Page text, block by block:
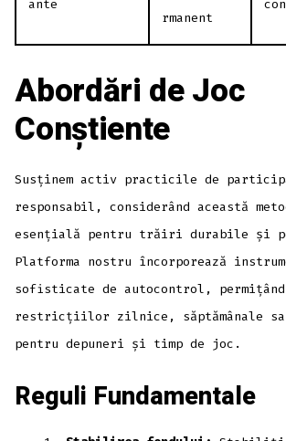
ante
rmanent
Abordări de Joc
Conștiente
Susținem activ practicile de
responsabil, considerând această
esențială pentru trăiri durabile și
Platforma nostru încorporează
sofisticate de autocontrol,
restricțiilor zilnice, săptămânale
pentru depuneri și timp de joc.
Reguli Fundamentale